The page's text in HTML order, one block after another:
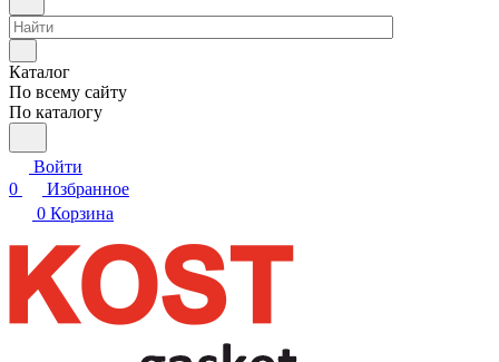
Каталог
По всему сайту
По каталогу
Войти
0
Избранное
0 Корзина